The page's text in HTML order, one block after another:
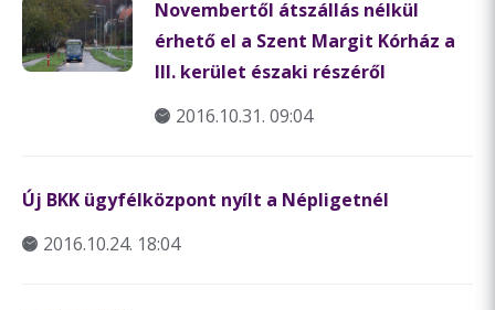
Novembertől átszállás nélkül
érhető el a Szent Margit Kórház a
III. kerület északi részéről
2016.10.31. 09:04
Új BKK ügyfélközpont nyílt a Népligetnél
2016.10.24. 18:04